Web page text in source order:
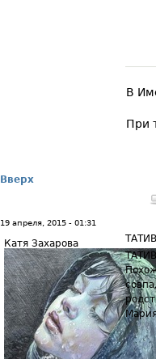
В
При
Вверх
19 апреля, 2015 - 01:31
Катя Захарова